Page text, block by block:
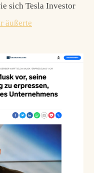
sich Tesla Investor
äußerte